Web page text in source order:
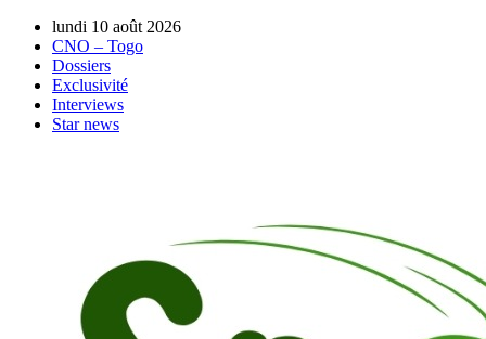
lundi 10 août 2026
CNO – Togo
Dossiers
Exclusivité
Interviews
Star news